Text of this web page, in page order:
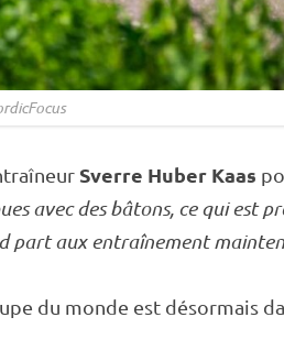
Sverre Huber Kaas
avec des bâtons, ce qui est
part aux entraînement
du monde est désormais